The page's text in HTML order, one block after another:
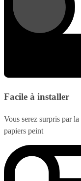
Facile à installer
Vous serez surpris par
papiers peint